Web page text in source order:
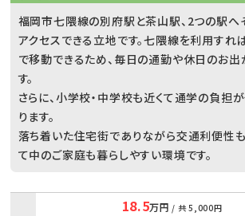
福岡市七隈線の別府駅と茶山駅、2つの駅
アクセスできる立地です。七隈線を利用すれ
で移動できるため、毎日の通勤や休日のお
す。
さらに、小学校・中学校も近くて通学の負担
ります。
落ち着いた住宅街でありながら交通利便性も
て中のご家庭も暮らしやすい環境です。
18.5万円 / 共5,000円